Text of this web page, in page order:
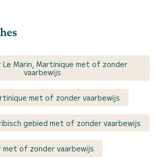
Le Marin, Martinique met of zonder
vaarbewijs
met of zonder vaarbewijs
gebied met of zonder vaarbewijs
met of zonder vaarbewijs